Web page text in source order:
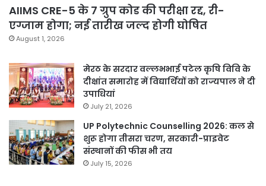
AIIMS CRE-5 के 7 ग्रुप कोड की परीक्षा रद्द, री-
एग्जाम होगा; नई तारीख जल्द होगी घोषित
August 1, 2026
मेरठ के सरदार वल्लभभाई पटेल कृषि विवि के
दीक्षांत समारोह में विद्यार्थियों को राज्यपाल ने दी
उपाधियां
July 21, 2026
UP Polytechnic Counselling 2026: कल से
शुरू होगा तीसरा चरण, सरकारी-प्राइवेट
संस्थानों की फीस भी तय
July 15, 2026